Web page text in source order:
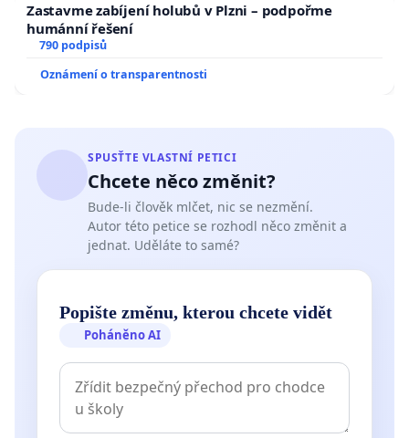
Zastavme zabíjení holubů v Plzni – podpořme
humánní řešení
790 podpisů
Oznámení o transparentnosti
SPUSŤTE VLASTNÍ PETICI
Chcete něco změnit?
Bude-li člověk mlčet, nic se nezmění.
Autor této petice se rozhodl něco změnit a
jednat. Uděláte to samé?
Popište změnu, kterou chcete vidět
Poháněno AI